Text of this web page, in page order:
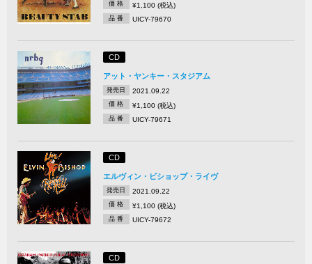
価 格 ¥1,100 (税込)
品 番 UICY-79670
CD
アット・ヤンキー・スタジアム
発売日 2021.09.22
価 格 ¥1,100 (税込)
品 番 UICY-79671
CD
エルヴィン・ビショップ・ライヴ
発売日 2021.09.22
価 格 ¥1,100 (税込)
品 番 UICY-79672
CD